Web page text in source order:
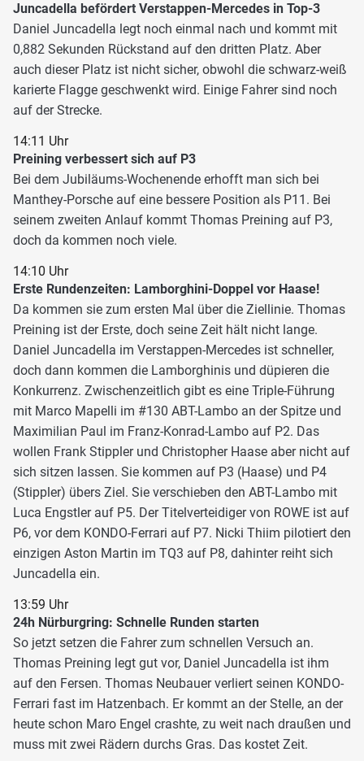
Juncadella befördert Verstappen-Mercedes in Top-3
Daniel Juncadella legt noch einmal nach und kommt mit
0,882 Sekunden Rückstand auf den dritten Platz. Aber
auch dieser Platz ist nicht sicher, obwohl die schwarz-weiß
karierte Flagge geschwenkt wird. Einige Fahrer sind noch
auf der Strecke.
14:11 Uhr
Preining verbessert sich auf P3
Bei dem Jubiläums-Wochenende erhofft man sich bei
Manthey-Porsche auf eine bessere Position als P11. Bei
seinem zweiten Anlauf kommt Thomas Preining auf P3,
doch da kommen noch viele.
14:10 Uhr
Erste Rundenzeiten: Lamborghini-Doppel vor Haase!
Da kommen sie zum ersten Mal über die Ziellinie. Thomas
Preining ist der Erste, doch seine Zeit hält nicht lange.
Daniel Juncadella im Verstappen-Mercedes ist schneller,
doch dann kommen die Lamborghinis und düpieren die
Konkurrenz. Zwischenzeitlich gibt es eine Triple-Führung
mit Marco Mapelli im #130 ABT-Lambo an der Spitze und
Maximilian Paul im Franz-Konrad-Lambo auf P2. Das
wollen Frank Stippler und Christopher Haase aber nicht auf
sich sitzen lassen. Sie kommen auf P3 (Haase) und P4
(Stippler) übers Ziel. Sie verschieben den ABT-Lambo mit
Luca Engstler auf P5. Der Titelverteidiger von ROWE ist auf
P6, vor dem KONDO-Ferrari auf P7. Nicki Thiim pilotiert den
einzigen Aston Martin im TQ3 auf P8, dahinter reiht sich
Juncadella ein.
13:59 Uhr
24h Nürburgring: Schnelle Runden starten
So jetzt setzen die Fahrer zum schnellen Versuch an.
Thomas Preining legt gut vor, Daniel Juncadella ist ihm
auf den Fersen. Thomas Neubauer verliert seinen KONDO-
Ferrari fast im Hatzenbach. Er kommt an der Stelle, an der
heute schon Maro Engel crashte, zu weit nach draußen und
muss mit zwei Rädern durchs Gras. Das kostet Zeit.